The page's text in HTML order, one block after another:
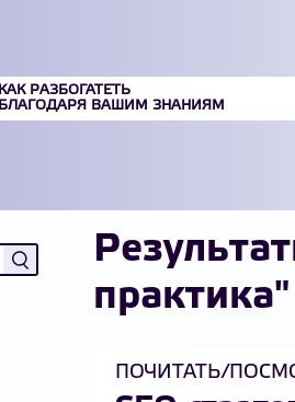
КАК РАЗБОГАТЕТЬ
БЛАГОДАРЯ ВАШИМ ЗНАНИЯМ
практика"
ПОЧИТАТЬ/